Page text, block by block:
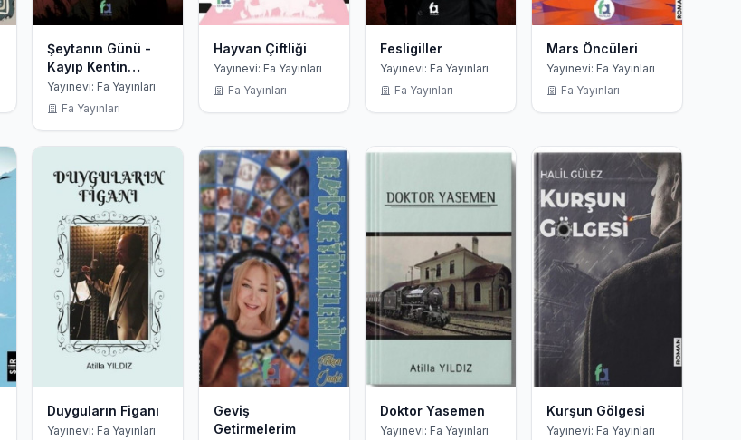
Şeytanın Günü -
Kayıp Kentin
Laneti
Yayınevi: Fa Yayınları
Fa Yayınları
Hayvan Çiftliği
Yayınevi: Fa Yayınları
Fa Yayınları
Fesligiller
Yayınevi: Fa Yayınları
Fa Yayınları
Mars Öncüleri
Yayınevi: Fa Yayınları
Fa Yayınları
Duyguların Figanı
Yayınevi: Fa Yayınları
Geviş
Getirmelerim
Doktor Yasemen
Yayınevi: Fa Yayınları
Kurşun Gölgesi
Yayınevi: Fa Yayınları